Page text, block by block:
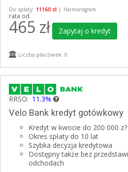
Do spłaty: 11160 zł | Harmonogram
rata od
465 zł Zapytaj o kredyt
Liczba placówek: 0
RRSO: 11.3%
Velo Bank kredyt gotówkowy
Kredyt w kwocie do 200 000 z?
Okres spłaty do 10 lat
Szybka decyzja kredytowa
Dostępny także bez
odchodach